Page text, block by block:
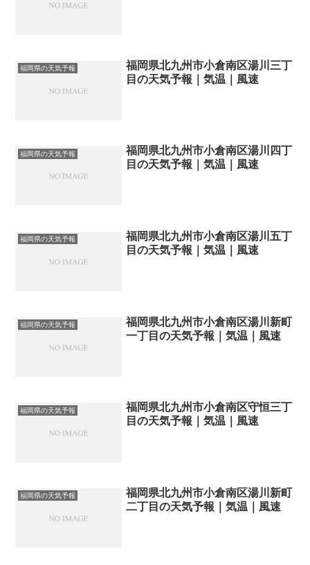
福岡県の天気予報
福岡県北九州市小倉南区湯川三丁
目の天気予報｜気温｜風速
福岡県の天気予報
福岡県北九州市小倉南区湯川四丁
目の天気予報｜気温｜風速
福岡県の天気予報
福岡県北九州市小倉南区湯川五丁
目の天気予報｜気温｜風速
福岡県の天気予報
福岡県北九州市小倉南区湯川新町
一丁目の天気予報｜気温｜風速
福岡県の天気予報
福岡県北九州市小倉南区守恒三丁
目の天気予報｜気温｜風速
福岡県の天気予報
福岡県北九州市小倉南区湯川新町
二丁目の天気予報｜気温｜風速